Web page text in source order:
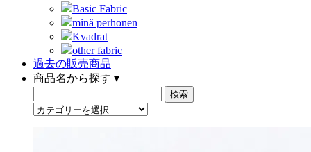
Basic Fabric
minä perhonen
Kvadrat
other fabric
過去の販売商品
商品名から探す ▾